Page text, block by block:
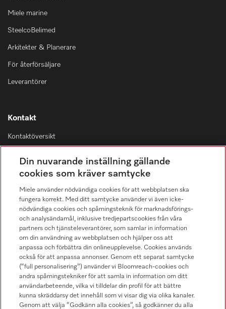
Miele marine
SteelcoBelimed
Arkitekter & Planerare
För återförsäljare
Leverantörer
Kontakt
Kontaktöversikt
08-562 29 800
Hitta återförsäljare
Följ Miele Professional
Din nuvarande inställning gällande
cookies som kräver samtycke
Miele använder nödvändiga cookies för att webbplatsen ska
fungera korrekt. Med ditt samtycke använder vi även icke-
nödvändiga cookies och spårningsteknik för marknadsförings-
och analysändamål, inklusive tredjepartscookies från våra
partners och tjänsteleverantörer, som samlar in information
om din användning av webbplatsen och hjälper oss att
anpassa och förbättra din onlineupplevelse. Cookies används
också för att anpassa annonser. Genom ett separat samtycke
(“full personalisering”) använder vi Bloomreach-cookies och
andra spårningstekniker för att samla in information om ditt
användarbeteende, vilka vi tilldelar din profil för att bättre
kunna skräddarsy det innehåll som vi visar dig via olika kanaler.
Genom att välja “Godkänn alla cookies”, så godkänner du alla